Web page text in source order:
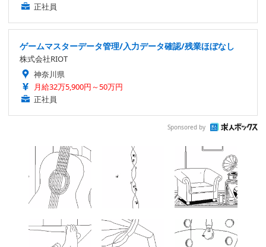
正社員
ゲームマスターデータ管理/入力データ確認/残業ほぼなし
株式会社RIOT
神奈川県
月給32万5,900円～50万円
正社員
Sponsored by